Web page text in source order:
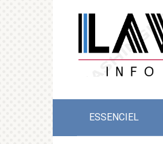
ESSENCIEL